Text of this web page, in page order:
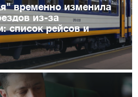
временно изменила
из-за
список рейсов и